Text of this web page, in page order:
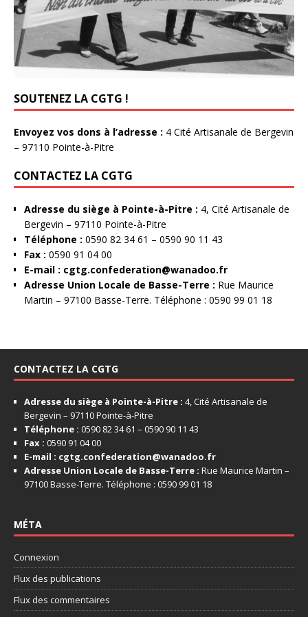
SOUTENEZ LA CGTG !
Envoyez vos dons à l’adresse : 4 Cité Artisanale de Bergevin
– 97110 Pointe-à-Pitre
CONTACTEZ LA CGTG
Adresse du siège à Pointe-à-Pitre : 4, Cité Artisanale de
Bergevin – 97110 Pointe-à-Pitre
Téléphone : 0590 82 34 61 – 0590 90 11 43
Fax : 0590 91 04 00
E-mail : cgtg.confederation@wanadoo.fr
Adresse Union Locale de Basse-Terre : Rue Maurice
Martin – 97100 Basse-Terre. Téléphone : 0590 99 01 18
CONTACTEZ LA CGTG
Adresse du siège à Pointe-à-Pitre : 4, Cité Artisanale de
Bergevin – 97110 Pointe-à-Pitre
Téléphone : 0590 82 34 61 – 0590 90 11 43
Fax : 0590 91 04 00
E-mail : cgtg.confederation@wanadoo.fr
Adresse Union Locale de Basse-Terre : Rue Maurice Martin –
97100 Basse-Terre. Téléphone : 0590 99 01 18
MÉTA
Connexion
Flux des publications
Flux des commentaires